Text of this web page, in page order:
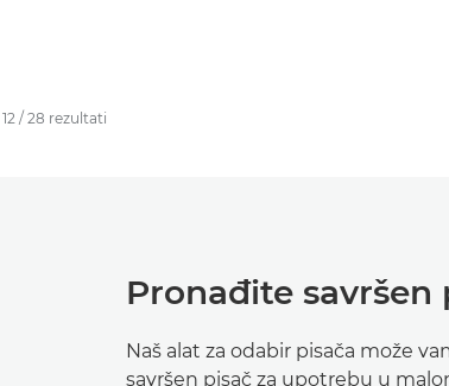
12 / 28 rezultati
Pronađite savršen
Naš alat za odabir pisača može
savršen pisač za upotrebu u